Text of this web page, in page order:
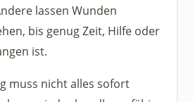
lassen Wunden
bis genug Zeit, Hilfe oder
ist.
muss nicht alles sofort